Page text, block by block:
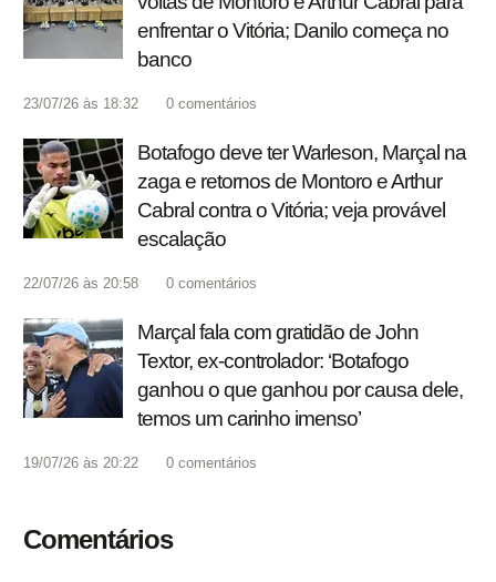
enfrentar o Vitória; Danilo começa no
banco
23/07/26 às 18:32 0 comentários
Botafogo deve ter Warleson, Marçal na
zaga e retornos de Montoro e Arthur
Cabral contra o Vitória; veja provável
escalação
22/07/26 às 20:58 0 comentários
Marçal fala com gratidão de John
Textor, ex-controlador: ‘Botafogo
ganhou o que ganhou por causa dele,
temos um carinho imenso’
19/07/26 às 20:22 0 comentários
Comentários